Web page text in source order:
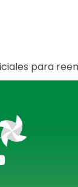
para